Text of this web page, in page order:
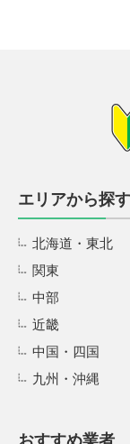
エリアから探す
北海道・東北
関東
中部
近畿
中国・四国
九州・沖縄